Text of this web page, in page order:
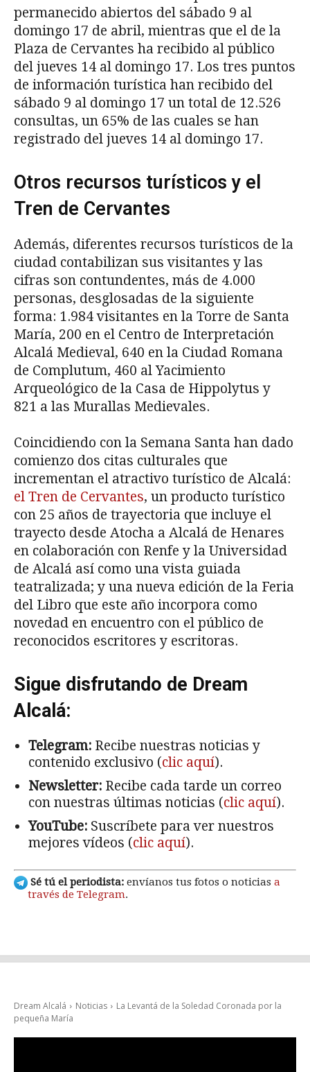
permanecido abiertos del sábado 9 al
domingo 17 de abril, mientras que el de la
Plaza de Cervantes ha recibido al público
del jueves 14 al domingo 17. Los tres puntos
de información turística han recibido del
sábado 9 al domingo 17 un total de 12.526
consultas, un 65% de las cuales se han
registrado del jueves 14 al domingo 17.
Otros recursos turísticos y el
Tren de Cervantes
Además, diferentes recursos turísticos de la
ciudad contabilizan sus visitantes y las
cifras son contundentes, más de 4.000
personas, desglosadas de la siguiente
forma: 1.984 visitantes en la Torre de Santa
María, 200 en el Centro de Interpretación
Alcalá Medieval, 640 en la Ciudad Romana
de Complutum, 460 al Yacimiento
Arqueológico de la Casa de Hippolytus y
821 a las Murallas Medievales.
Coincidiendo con la Semana Santa han dado
comienzo dos citas culturales que
incrementan el atractivo turístico de Alcalá:
el Tren de Cervantes, un producto turístico
con 25 años de trayectoria que incluye el
trayecto desde Atocha a Alcalá de Henares
en colaboración con Renfe y la Universidad
de Alcalá así como una vista guiada
teatralizada; y una nueva edición de la Feria
del Libro que este año incorpora como
novedad en encuentro con el público de
reconocidos escritores y escritoras.
Sigue disfrutando de Dream
Alcalá:
Telegram: Recibe nuestras noticias y
contenido exclusivo (clic aquí).
Newsletter: Recibe cada tarde un correo
con nuestras últimas noticias (clic aquí).
YouTube: Suscríbete para ver nuestros
mejores vídeos (clic aquí).
Sé tú el periodista: envíanos tus fotos o noticias a
través de Telegram.